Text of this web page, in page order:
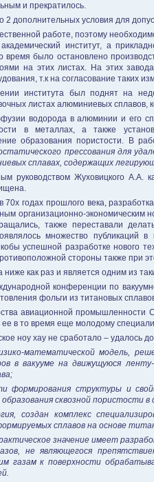
и прекратилось.
2 дополнительных условия для
работе, поэтому
институт, а
время было остановлено
на этих листах. На этих
т.к на согласование таких
института был поднят на
листах алюминиевых сплавов,
водорода в алюминии и его
в металлах, а также
образования пористости. В
прессования для
сплавах, содержащих
руководством Жуховицкого А.А.
годах прошлого века,
организационно-экономическим
также переставали
множество публикаций
успешной разработке нового
стороны также при
ниже как раз и является одним из
конференции по
фольги из титановых
авиационной промышленности
ее в то время еще молодому
ноу хау не сработало – удалось
математической модель,
в вакууме на движущуюся
формирования структуры и
сквозной пористости в
создан комплекс
сплавов на основе
значение имеет
не являющегося
газам к поверхности